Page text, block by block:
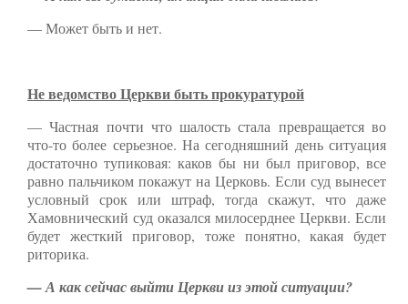
— Может быть и нет.
Не ведомство Церкви быть прокуратурой
— Частная почти что шалость стала превращается во
что-то более серьезное. На сегодняшний день ситуация
достаточно тупиковая: каков бы ни был приговор, все
равно пальчиком покажут на Церковь. Если суд вынесет
условный срок или штраф, тогда скажут, что даже
Хамовнический суд оказался милосерднее Церкви. Если
будет жесткий приговор, тоже понятно, какая будет
риторика.
— А как сейчас выйти Церкви из этой ситуации?